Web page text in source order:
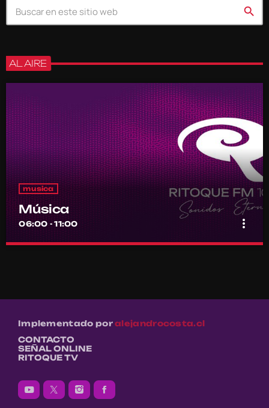
search
AL AIRE
musica
Música
06:00 - 11:00 more_vert
Música
Implementado poralejandrocosta.cl
CONTACTO
SEÑAL ONLINE
RITOQUE TV